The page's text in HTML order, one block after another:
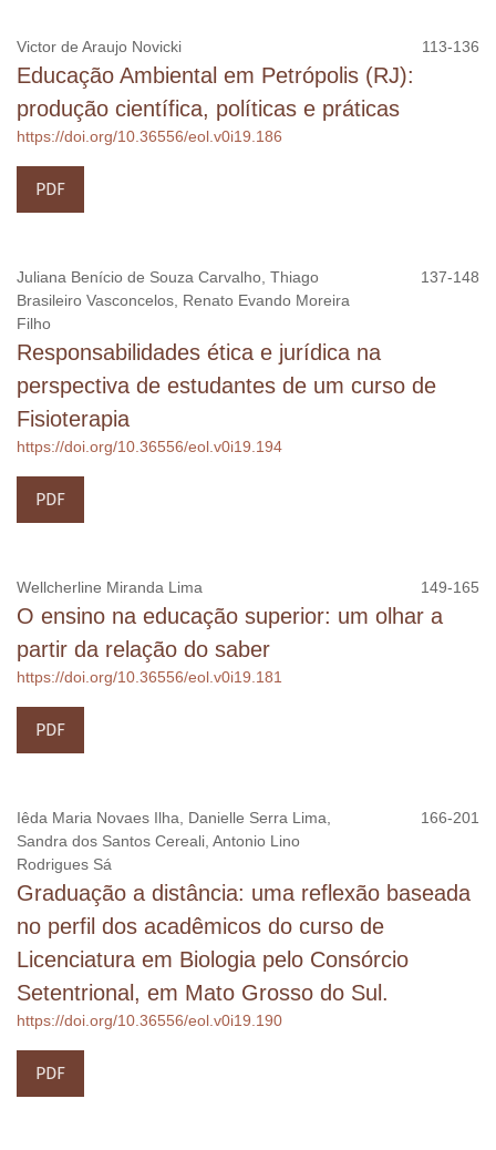
Victor de Araujo Novicki 113-136
Educação Ambiental em Petrópolis (RJ):
produção científica, políticas e práticas
https://doi.org/10.36556/eol.v0i19.186
PDF
Juliana Benício de Souza Carvalho, Thiago
Brasileiro Vasconcelos, Renato Evando Moreira
Filho
137-148
Responsabilidades ética e jurídica na
perspectiva de estudantes de um curso de
Fisioterapia
https://doi.org/10.36556/eol.v0i19.194
PDF
Wellcherline Miranda Lima 149-165
O ensino na educação superior: um olhar a
partir da relação do saber
https://doi.org/10.36556/eol.v0i19.181
PDF
Iêda Maria Novaes Ilha, Danielle Serra Lima,
Sandra dos Santos Cereali, Antonio Lino
Rodrigues Sá
166-201
Graduação a distância: uma reflexão baseada
no perfil dos acadêmicos do curso de
Licenciatura em Biologia pelo Consórcio
Setentrional, em Mato Grosso do Sul.
https://doi.org/10.36556/eol.v0i19.190
PDF